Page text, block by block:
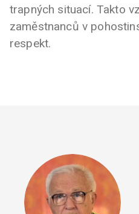
trapných situací. Takto
zaměstnanců v
respekt.